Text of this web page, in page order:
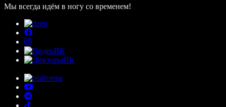
Мы всегда идём в ногу со временем!